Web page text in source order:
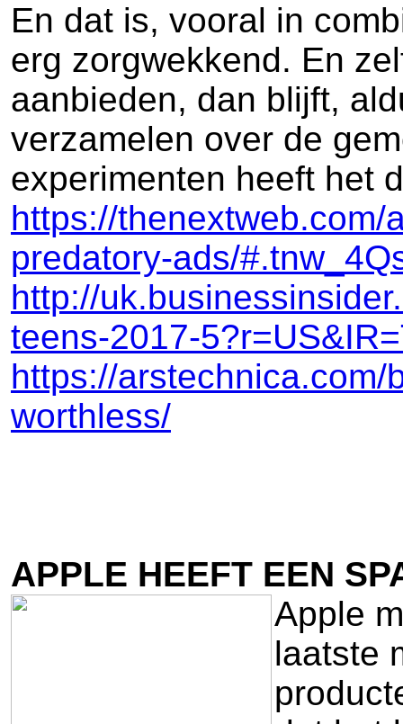
En dat is, vooral in
erg zorgwekkend. En
aanbieden, dan blijft,
verzamelen over de
experimenten heeft het
https://
predatory-ads/
http://
teens-2017-
https://
worthless/
APPLE HEEFT EEN
Apple
laatste